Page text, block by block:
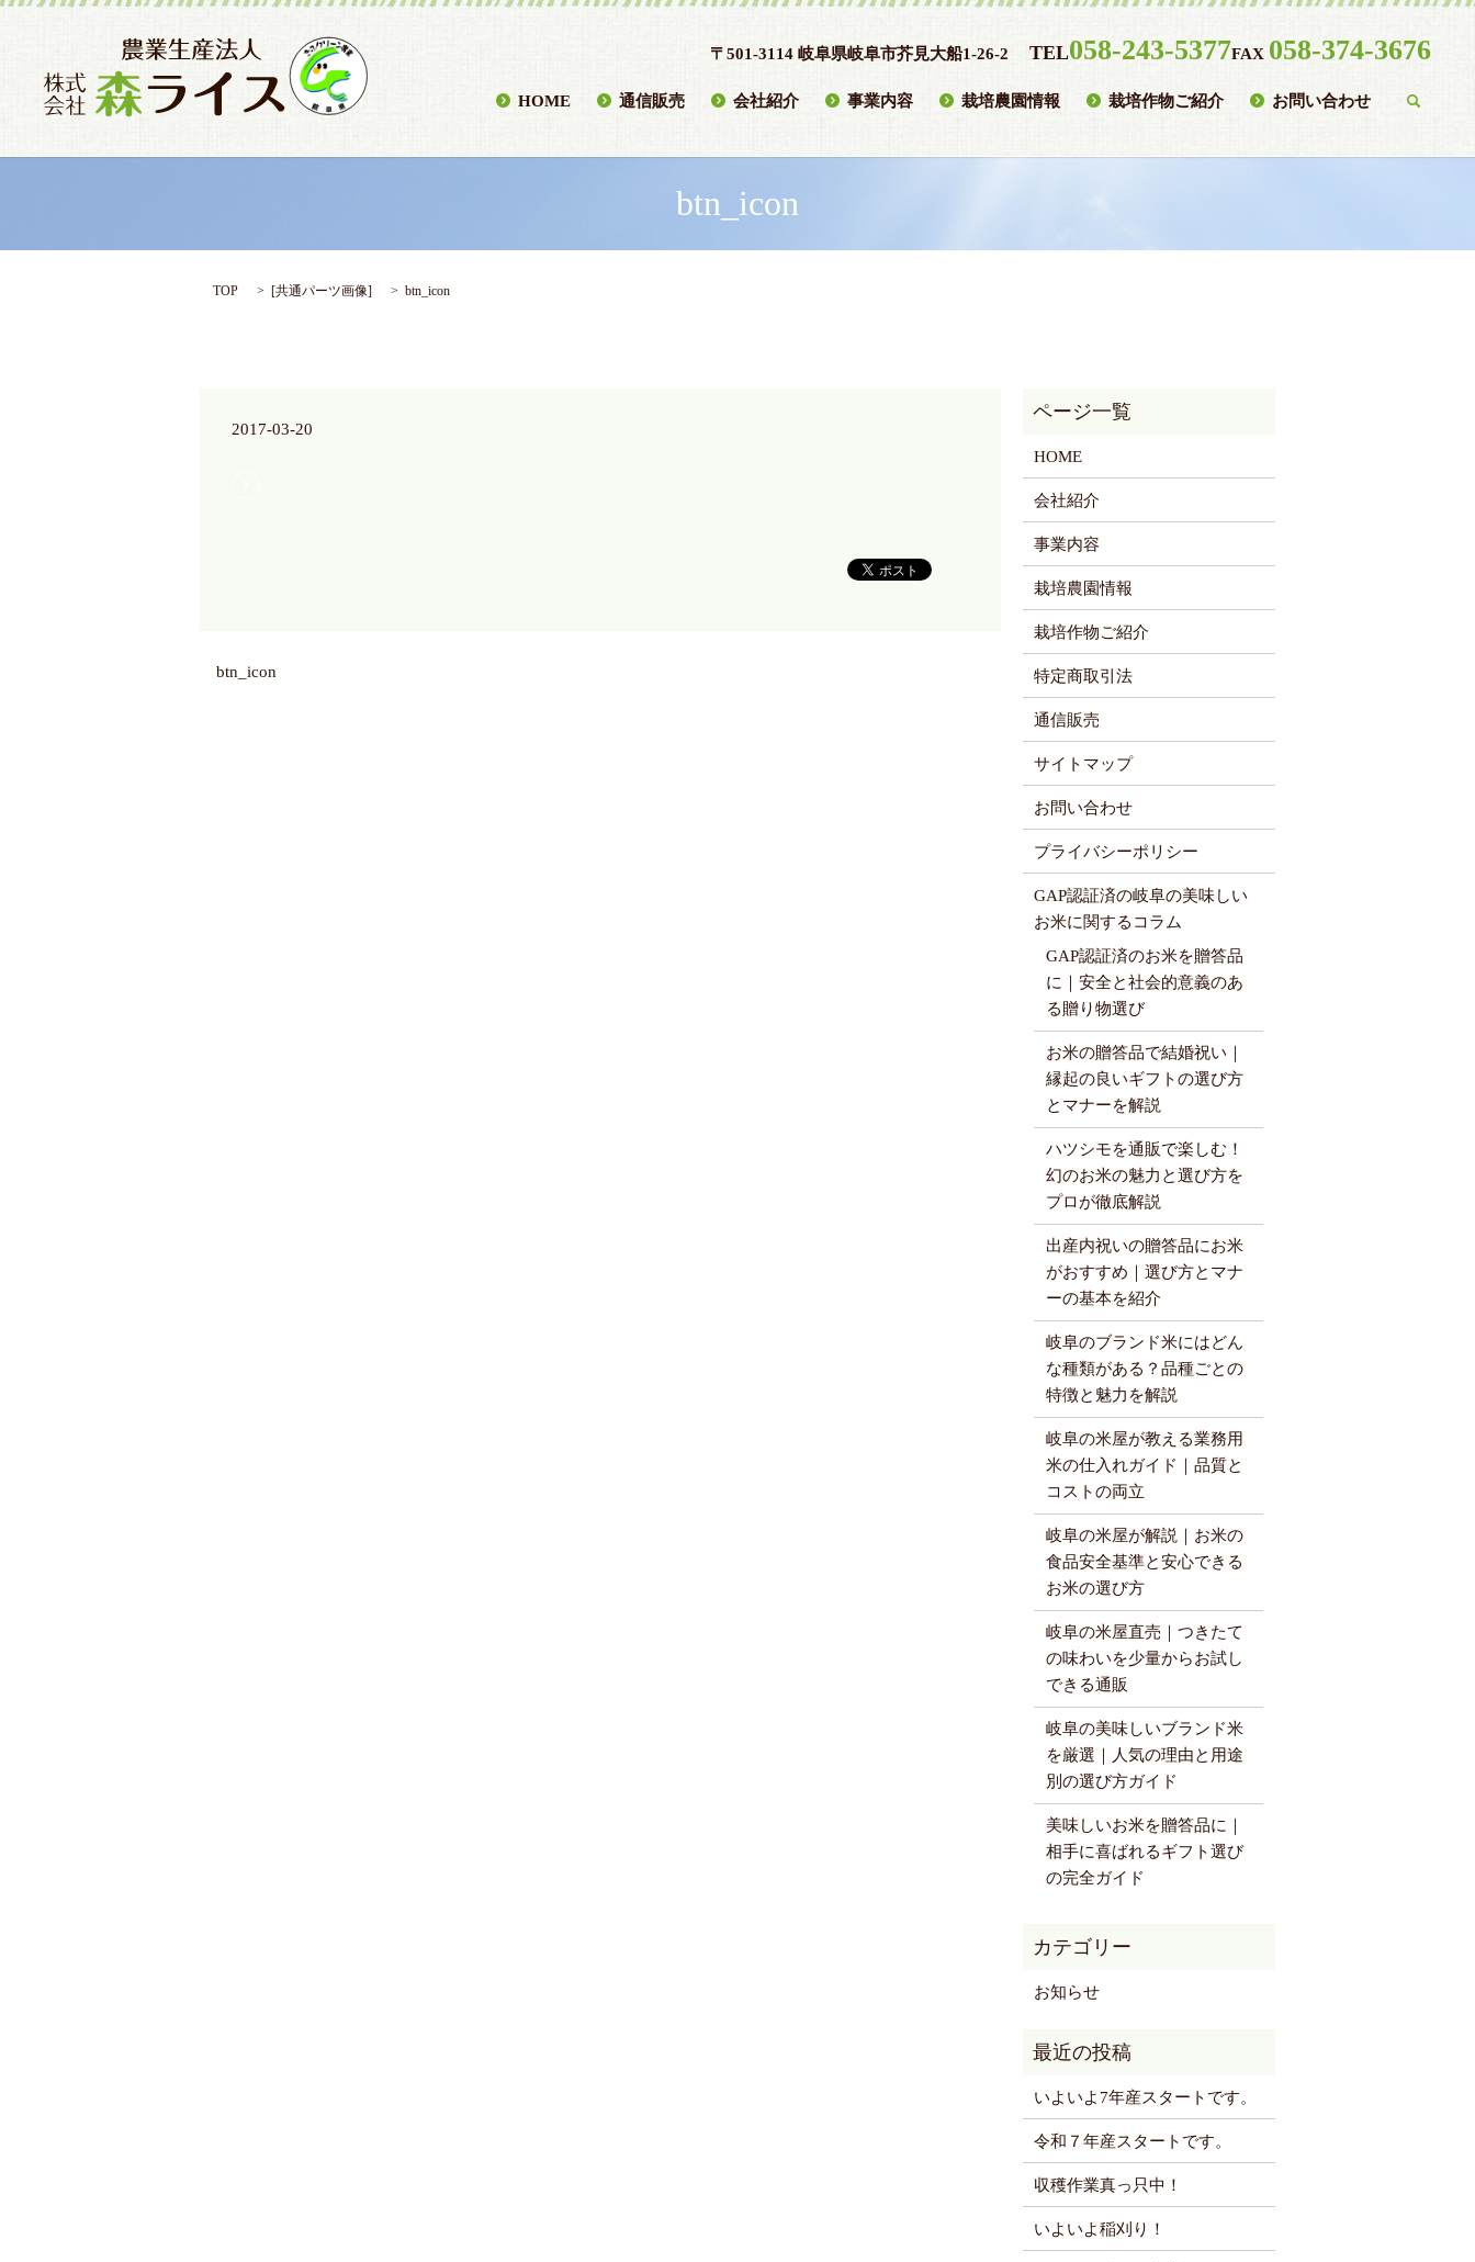
〒501-3114 岐阜県岐阜市芥見大船1-26-2 TEL058-243-5377FAX 058-374-3676
HOME 通信販売 会社紹介 事業内容 栽培農園情報 栽培作物ご紹介 お問い合わせ
btn_icon
TOP [共通パーツ画像] btn_icon
2017-03-20
btn_icon
HOME
会社紹介
事業内容
栽培農園情報
栽培作物ご紹介
特定商取引法
通信販売
サイトマップ
お問い合わせ
プライバシーポリシー
GAP認証済の岐阜の美味しい
お米に関するコラム
GAP認証済のお米を贈答品
に｜安全と社会的意義のあ
る贈り物選び
お米の贈答品で結婚祝い｜
縁起の良いギフトの選び方
とマナーを解説
ハツシモを通販で楽しむ！
幻のお米の魅力と選び方を
プロが徹底解説
出産内祝いの贈答品にお米
がおすすめ｜選び方とマナ
ーの基本を紹介
岐阜のブランド米にはどん
な種類がある？品種ごとの
特徴と魅力を解説
岐阜の米屋が教える業務用
米の仕入れガイド｜品質と
コストの両立
岐阜の米屋が解説｜お米の
食品安全基準と安心できる
お米の選び方
岐阜の米屋直売｜つきたて
の味わいを少量からお試し
できる通販
岐阜の美味しいブランド米
を厳選｜人気の理由と用途
別の選び方ガイド
美味しいお米を贈答品に｜
相手に喜ばれるギフト選び
の完全ガイド
お知らせ
いよいよ7年産スタートです。
令和７年産スタートです。
収穫作業真っ只中！
いよいよ稲刈り！